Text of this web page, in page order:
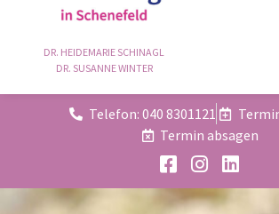
DR. HEIDEMARIE SCHINAGL
DR. SUSANNE WINTER
Telefon: 040 8301121
Termin absagen